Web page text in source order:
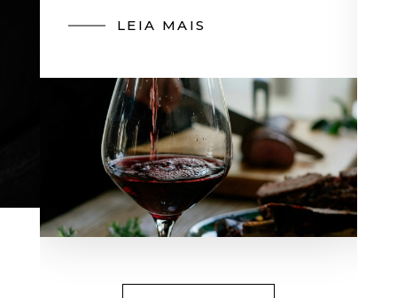
LEIA MAIS